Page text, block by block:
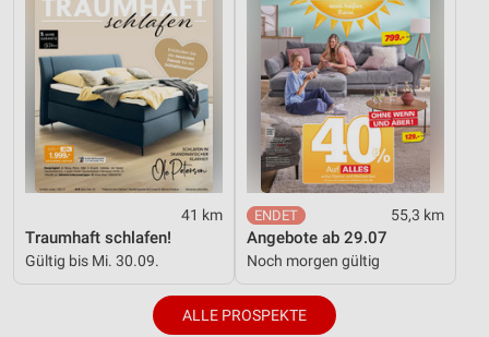
41 km
Traumhaft schlafen!
Gültig bis Mi. 30.09.
55,3 km
Angebote ab 29.07
Noch morgen gültig
ALLE PROSPEKTE